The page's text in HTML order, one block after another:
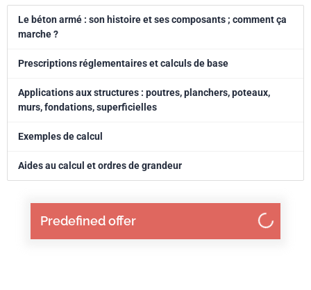
Predefined offer
ingénieurs et aux professionnels en formation continue, ce nouveau
manuel - complet et illustré de nombreux exemples - est centré sur les
Le béton armé : son histoire et ses composants ; comment ça
marche ?
Prescriptions réglementaires et calculs de base
Applications aux structures : poutres, planchers, poteaux,
murs, fondations, superficielles
Exemples de calcul
Aides au calcul et ordres de grandeur